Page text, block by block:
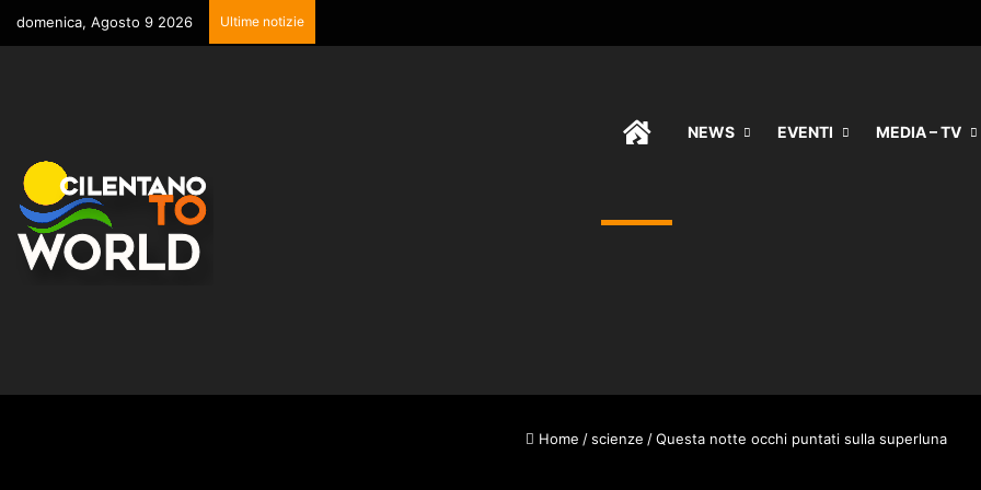
domenica, Agosto 9 2026 Ultime notizie
HOMENEWS EVENTI MEDIA – TV
Home / scienze / Questa notte occhi puntati sulla superluna